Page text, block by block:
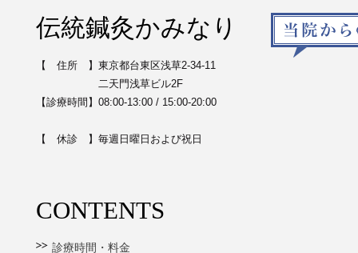
伝統鍼灸かみなり
【 住所 】東京都台東区浅草2-34-11
二天門浅草ビル2F
【診療時間】08:00-13:00 / 15:00-20:00
【 休診 】毎週日曜日および祝日
CONTENTS
診療時間・料金